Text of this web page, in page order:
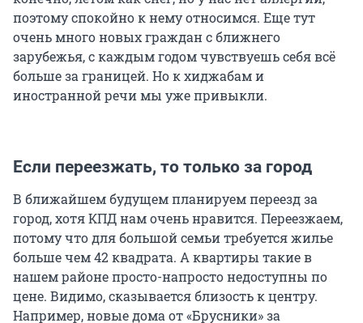
поэтому спокойно к нему относимся. Еще тут
очень много новых граждан с ближнего
зарубежья, с каждым годом чувствуешь себя всё
больше за границей. Но к хиджабам и
иностранной речи мы уже привыкли.
Если переезжать, то только за город
В ближайшем будущем планируем переезд за
город, хотя КПД нам очень нравится. Переезжаем,
потому что для большой семьи требуется жилье
больше чем 42 квадрата. А квартиры такие в
нашем районе просто-напросто недоступны по
цене. Видимо, сказывается близость к центру.
Например, новые дома от «Брусники» за